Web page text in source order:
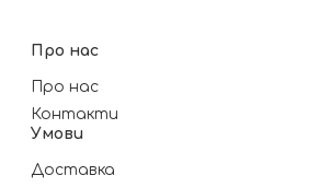
Про нас
Про нас
Контакти
Умови
Доставка